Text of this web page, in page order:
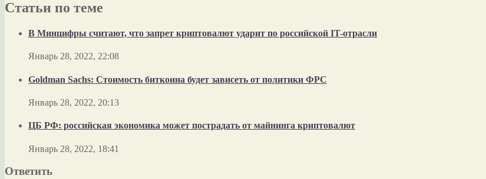
Статьи по теме
В Минцифры считают, что запрет криптовалют ударит по российской IT-отрасли
Январь 28, 2022, 22:08
Goldman Sachs: Стоимость биткоина будет зависеть от политики ФРС
Январь 28, 2022, 20:13
ЦБ РФ: российская экономика может пострадать от майнинга криптовалют
Январь 28, 2022, 18:41
Ответить